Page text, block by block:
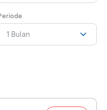
1 Bulan